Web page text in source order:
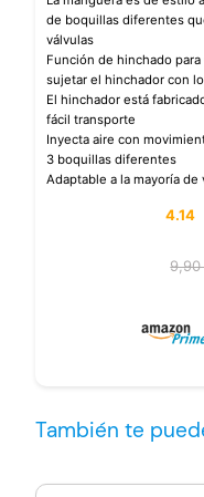
de boquillas diferentes
válvulas
Función de hinchado
sujetar el hinchador con
El hinchador está
fácil transporte
Inyecta aire con
3 boquillas diferentes
Adaptable a la mayoría de
4.14
También te